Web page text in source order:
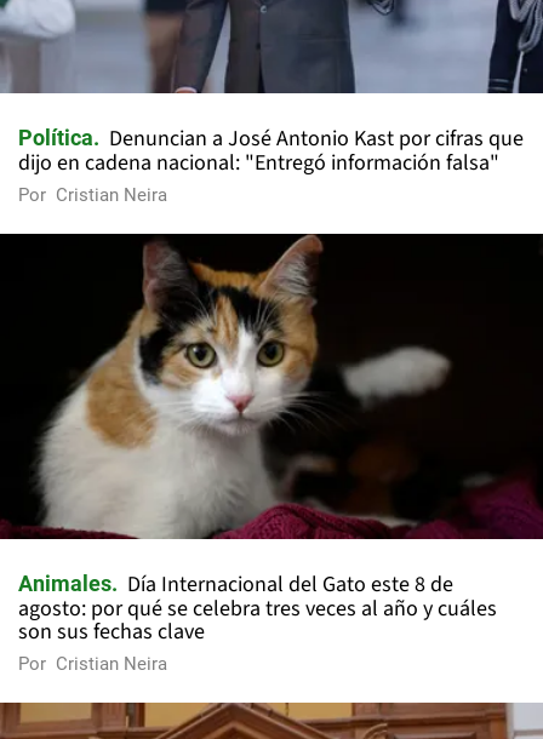
Política
Denuncian a José Antonio Kast por cifras que
dijo en cadena nacional: "Entregó información falsa"
Por Cristian Neira
Animales
Día Internacional del Gato este 8 de
agosto: por qué se celebra tres veces al año y cuáles
son sus fechas clave
Por Cristian Neira